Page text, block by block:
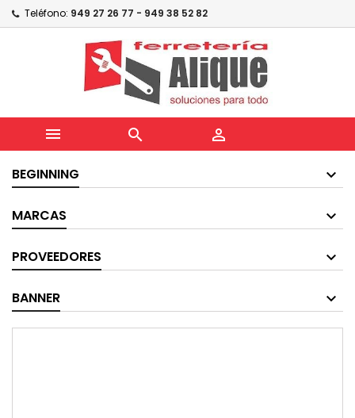
Teléfono: 949 27 26 77 - 949 38 52 82
  
BEGINNING
MARCAS
PROVEEDORES
BANNER